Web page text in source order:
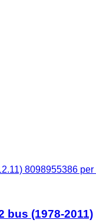
8098955386
bus (1978-2011)